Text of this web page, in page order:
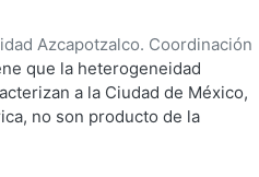
Azcapotzalco. Coordinación
Guillermo
que la heterogeneidad
a la Ciudad de México,
no son producto de la